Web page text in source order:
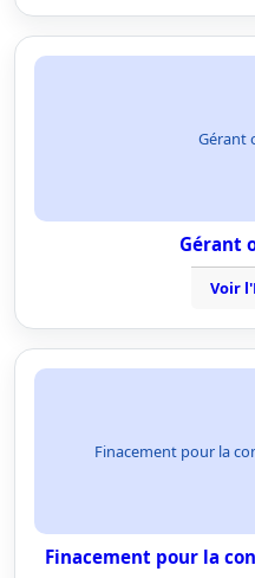
Gérant
Gérant
Voir
Finacement pour la
Finacement pour la